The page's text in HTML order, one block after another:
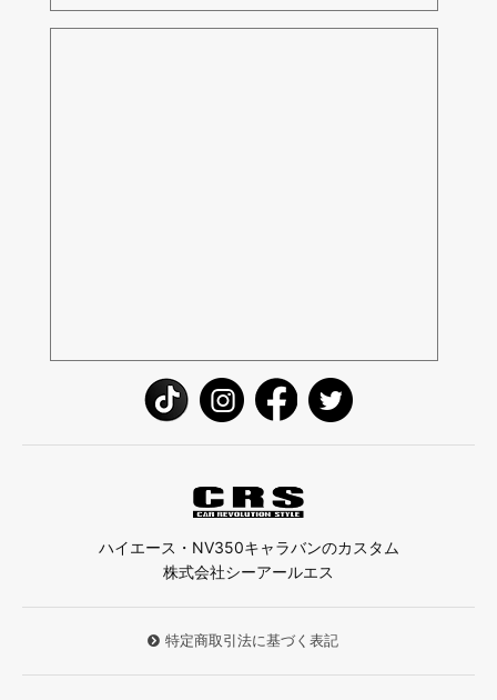
ハイエース・NV350キャラバンのカスタム
株式会社シーアールエス
特定商取引法に基づく表記